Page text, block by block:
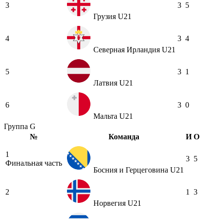
3
Грузия U21
3 5
4
Северная Ирландия U21
3 4
5
Латвия U21
3 1
6
Мальта U21
3 0
Группа G
№
Команда И О
1
Финальная часть
Босния и Герцеговина U21
3 5
2
Норвегия U21
1 3